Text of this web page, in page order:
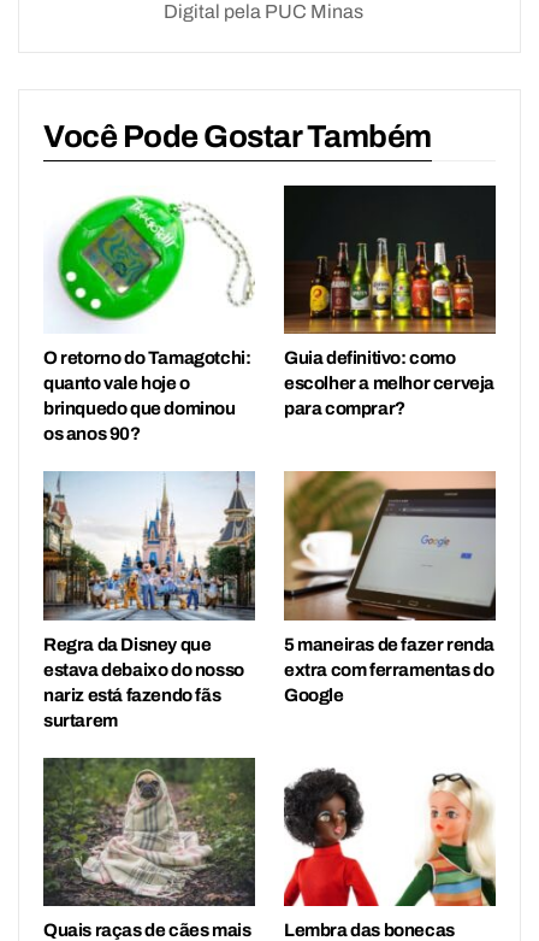
Digital pela PUC Minas
Você Pode Gostar Também
O retorno do Tamagotchi:
quanto vale hoje o
brinquedo que dominou
os anos 90?
Guia definitivo: como
escolher a melhor cerveja
para comprar?
Regra da Disney que
estava debaixo do nosso
nariz está fazendo fãs
surtarem
5 maneiras de fazer renda
extra com ferramentas do
Google
Quais raças de cães mais Lembra das bonecas